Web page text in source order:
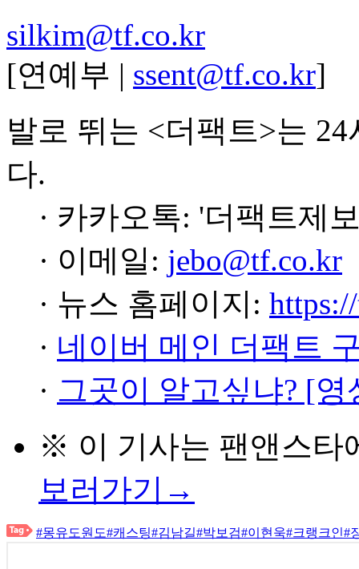
silkim@tf.co.kr
[연예부 | ssent@tf.co.kr]
발로 뛰는 <더팩트>는
다.
· 카카오톡: '더팩트제
· 이메일: jebo@tf.co.kr
· 뉴스 홈페이지:
· 네이버 메인 더팩트
· 그곳이 알고싶냐? [
※ 이 기사는 팬앤스타
보러가기→
#몽유도원도#캐스팅#김남길#박보검#이현욱#크랭크인#